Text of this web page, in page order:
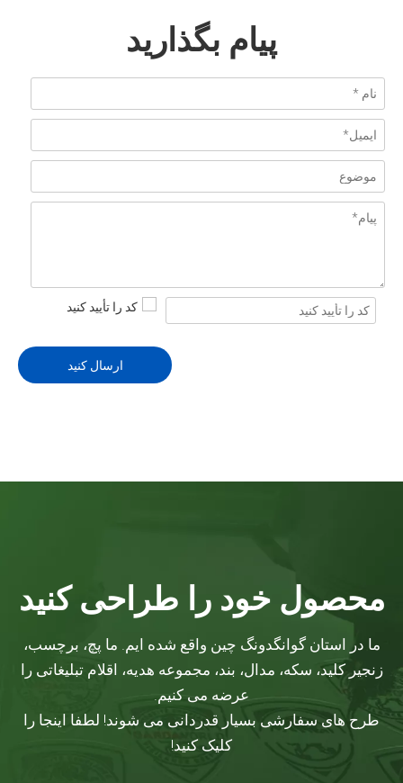
پیام بگذارید
ارسال کنید
محصول خود را طراحی کنید
ما در استان گوانگدونگ چین واقع شده ایم. ما پچ، برچسب،
زنجیر کلید، سکه، مدال، بند، مجموعه هدیه، اقلام تبلیغاتی را
عرضه می کنیم.
طرح های سفارشی بسیار قدردانی می شوند! لطفا اینجا را
کلیک کنید!